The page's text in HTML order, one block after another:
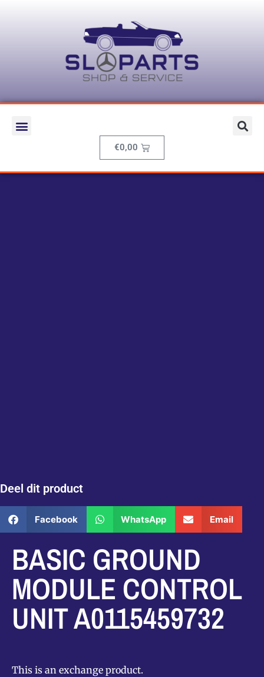
€0,00
Deel dit product
Facebook WhatsApp Email
BASIC GROUND
MODULE CONTROL
UNIT A0115459732
This is an exchange product.